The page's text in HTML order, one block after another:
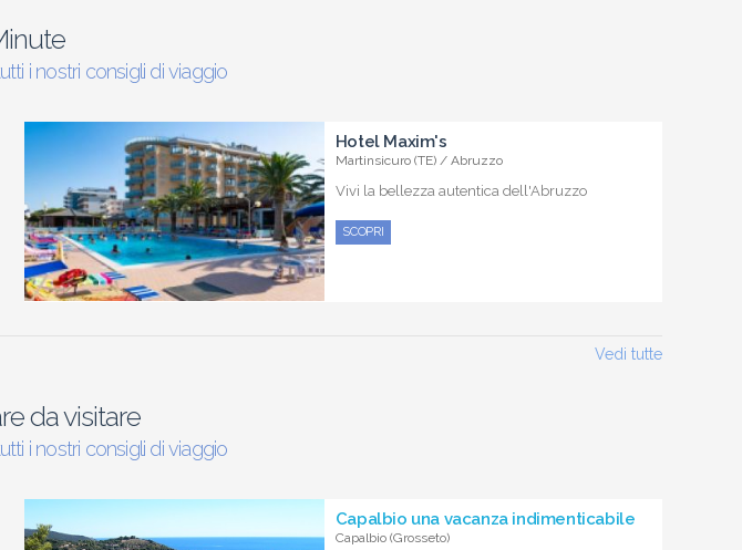
i nostri consigli di viaggio
Hotel Maxim's
Martinsicuro (TE) / Abruzzo
Vivi la bellezza autentica dell'Abruzzo
SCOPRI
Vedi tutte
da visitare
i nostri consigli di viaggio
Capalbio una vacanza indimenticabile
Capalbio (Grosseto)